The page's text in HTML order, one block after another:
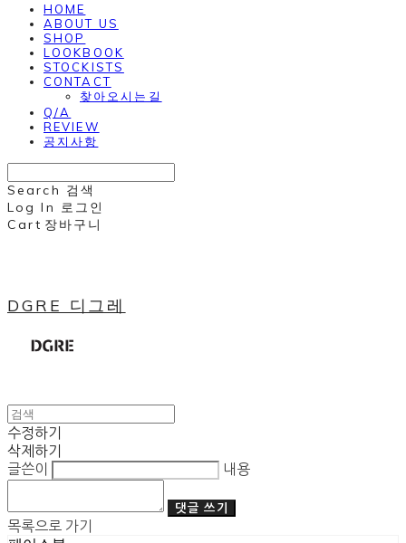
HOME
ABOUT US
SHOP
LOOKBOOK
STOCKISTS
CONTACT
찾아오시는길
Q/A
REVIEW
공지사항
Search 검색
Log In
로그인
Cart 장바구니
DGRE 디그레
수정하기
삭제하기
글쓴이
내용
댓글 쓰기
목록으로 가기